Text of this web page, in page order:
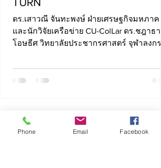
ดร.เสาวณี จันทะพงษ์ ฝ่ายเศรษฐกิจมหภาค
และนักวิจัยเครือข่าย CU-ColLar ดร.ชฎาธาร
โอษธีศ วิทยาลัยประชากรศาสตร์ จุฬาลงก
Phone Email Facebook